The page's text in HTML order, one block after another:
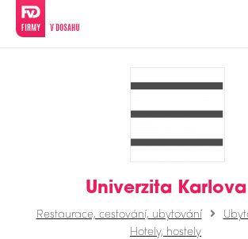
Univerzita Karlova
Restaurace, cestování, ubytování
Hotely, hostely